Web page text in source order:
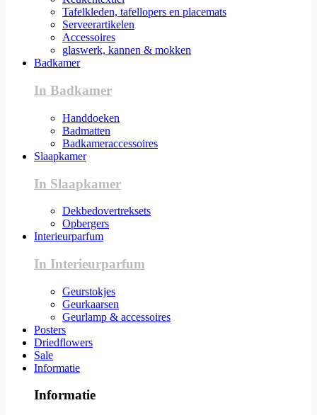
Tafelkleden, tafellopers en placemats
Serveerartikelen
Accessoires
glaswerk, kannen & mokken
Badkamer
In Badkamer
Handdoeken
Badmatten
Badkameraccessoires
Slaapkamer
In Slaapkamer
Dekbedovertreksets
Opbergers
Interieurparfum
In Interieurparfum
Geurstokjes
Geurkaarsen
Geurlamp & accessoires
Posters
Driedflowers
Sale
Informatie
Informatie